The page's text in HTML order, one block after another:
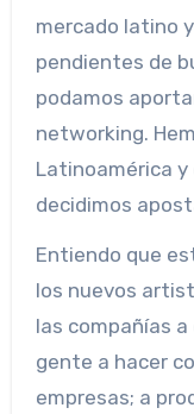
mercado latino
pendientes de
podamos
networking.
Latinoamérica y
decidimos
Entiendo que
los nuevos
las compañías
gente a hacer
empresas; a